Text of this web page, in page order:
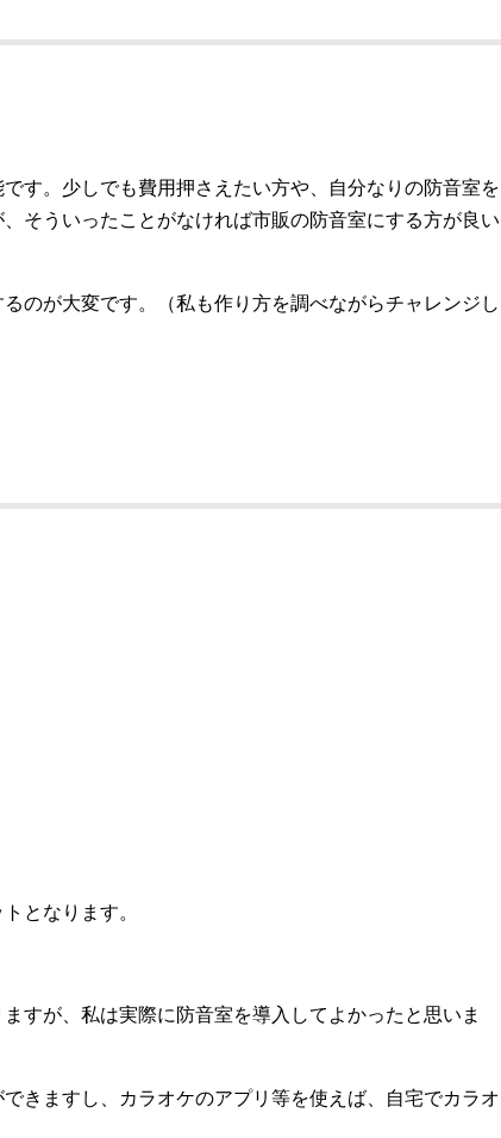
す。少しでも費用押さえたい方や、自分なりの防音室を
そういったことがなければ市販の防音室にする方が良い
のが大変です。（私も作り方を調べながらチャレンジし
となります。
すが、私は実際に防音室を導入してよかったと思いま
きますし、カラオケのアプリ等を使えば、自宅でカラオ